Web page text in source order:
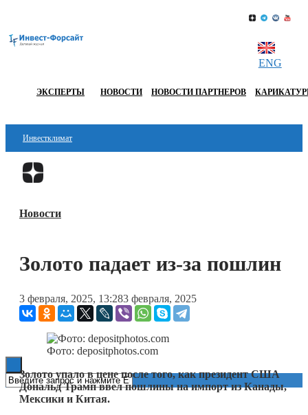
ENG
ЭКСПЕРТЫ НОВОСТИ НОВОСТИ ПАРТНЕРОВ
Инвестклимат
Финансы
Блокчейн
ESG
Новости
Золото падает из-за пошлин
3 февраля, 2025, 13:283 февраля, 2025
Фото: depositphotos.com
Золото упало в цене после того, как президент США
Дональд Трамп ввел пошлины на импорт из Канады,
Мексики и Китая.